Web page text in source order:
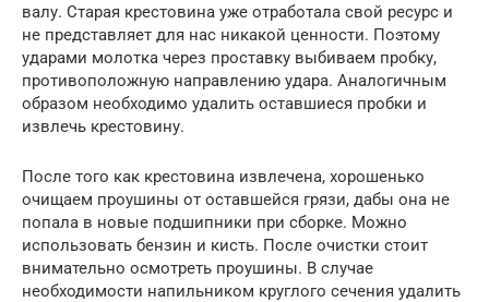
валу. Старая крестовина уже отработала свой ресурс и
не представляет для нас никакой ценности. Поэтому
ударами молотка через проставку выбиваем пробку,
противоположную направлению удара. Аналогичным
образом необходимо удалить оставшиеся пробки и
извлечь крестовину.
После того как крестовина извлечена, хорошенько
очищаем проушины от оставшейся грязи, дабы она не
попала в новые подшипники при сборке. Можно
использовать бензин и кисть. После очистки стоит
внимательно осмотреть проушины. В случае
необходимости напильником круглого сечения удалить